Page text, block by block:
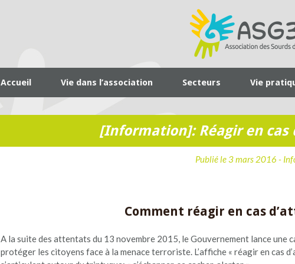
Accueil Vie dans l’association Secteurs Vie
[Information]: Réagir en
Publié le 3 mars 2016 -
Comment réagir en cas
A la suite des attentats du 13 novembre 2015, le Gouvernement lance une
protéger les citoyens face à la menace terroriste. L’affiche « réagir en cas